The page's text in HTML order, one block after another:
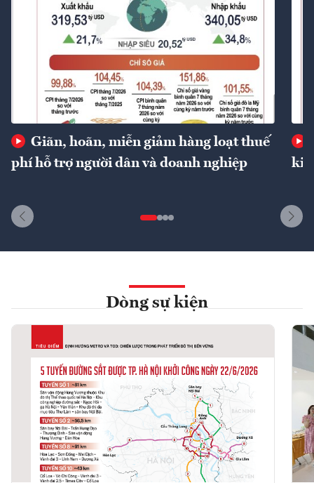
Giãn, hoãn, miễn giảm hàng loạt thuế
phí hỗ trợ người dân và doanh nghiệp
Dòng sự kiện